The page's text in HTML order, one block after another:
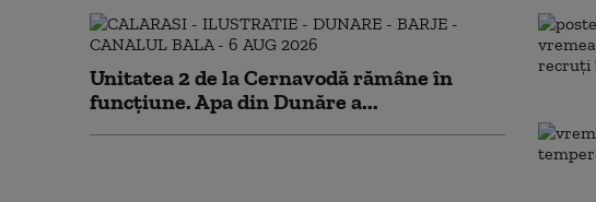
Unitatea 2 de la Cernavodă rămâne în
funcțiune. Apa din Dunăre a...